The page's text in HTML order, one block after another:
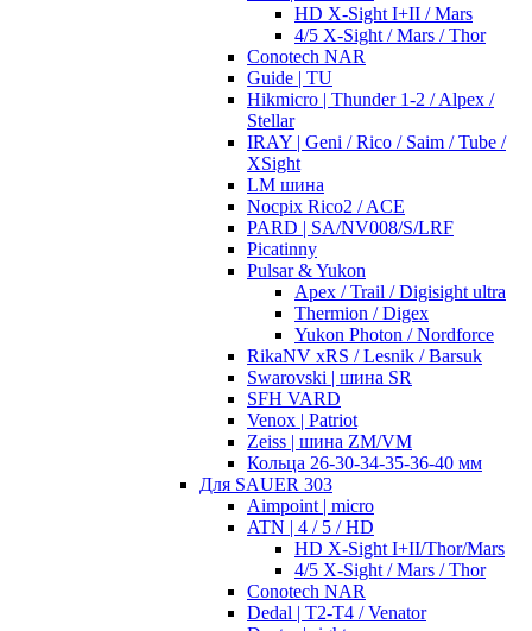
HD X-Sight I+II / Mars
4/5 X-Sight / Mars / Thor
Conotech NAR
Guide | TU
Hikmicro | Thunder 1-2 / Alpex /
Stellar
IRAY | Geni / Rico / Saim / Tube /
XSight
LM шина
Nocpix Rico2 / ACE
PARD | SA/NV008/S/LRF
Picatinny
Pulsar & Yukon
Apex / Trail / Digisight ultra
Thermion / Digex
Yukon Photon / Nordforce
RikaNV xRS / Lesnik / Barsuk
Swarovski | шина SR
SFH VARD
Venox | Patriot
Zeiss | шина ZM/VM
Кольца 26-30-34-35-36-40 мм
Для SAUER 303
Aimpoint | micro
ATN | 4 / 5 / HD
HD X-Sight I+II/Thor/Mars
4/5 X-Sight / Mars / Thor
Conotech NAR
Dedal | T2-T4 / Venator